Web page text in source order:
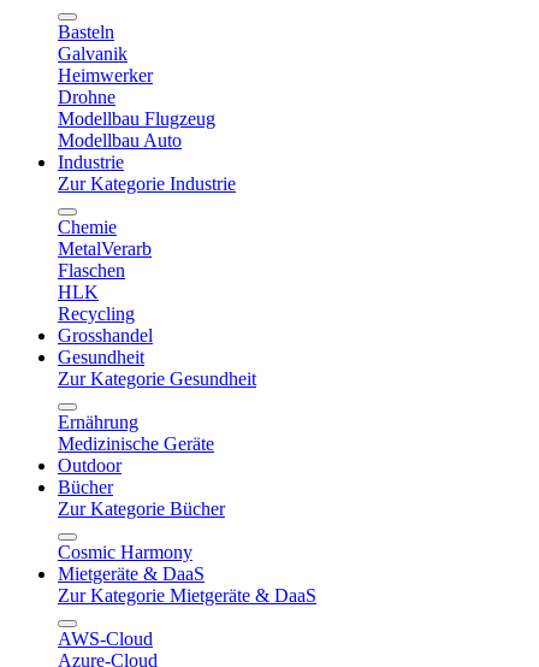
Basteln
Galvanik
Heimwerker
Drohne
Modellbau Flugzeug
Modellbau Auto
Industrie
Zur Kategorie Industrie
Chemie
MetalVerarb
Flaschen
HLK
Recycling
Grosshandel
Gesundheit
Zur Kategorie Gesundheit
Ernährung
Medizinische Geräte
Outdoor
Bücher
Zur Kategorie Bücher
Cosmic Harmony
Mietgeräte & DaaS
Zur Kategorie Mietgeräte & DaaS
AWS-Cloud
Azure-Cloud